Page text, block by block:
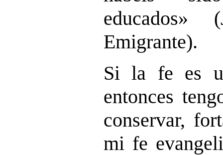
Emigrante).
Si la fe es
entonces
conservar,
mi fe